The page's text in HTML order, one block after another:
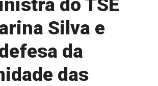
do TSE
Silva e
da
das